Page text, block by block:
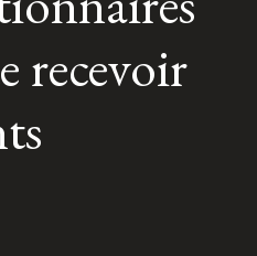
recevoir